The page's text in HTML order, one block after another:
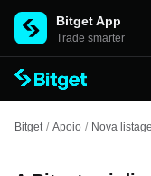
Bitget App
Trade smarter
Bitget / Apoio / Nova